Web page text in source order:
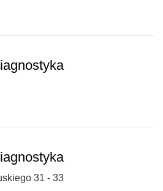
31 - 33